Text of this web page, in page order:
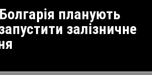
планують
залізничне